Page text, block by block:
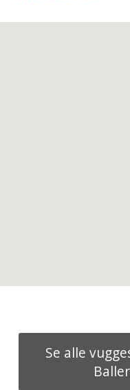
Se alle